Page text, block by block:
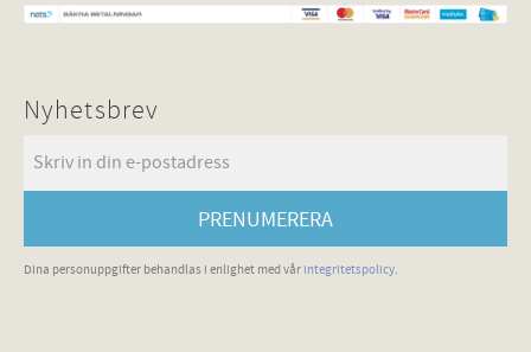
Nyhetsbrev
PRENUMERERA
Dina personuppgifter behandlas i enlighet med vår integritetspolicy.